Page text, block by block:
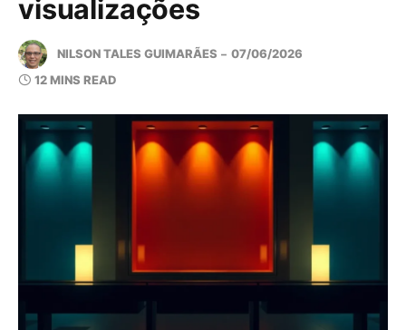
visualizações
NILSON TALES GUIMARÃES
07/06/2026
12 MINS READ